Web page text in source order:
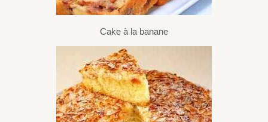
Cake à la banane